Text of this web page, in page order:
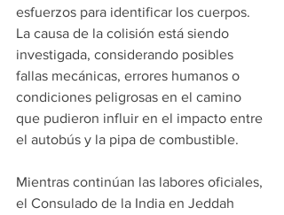
esfuerzos para identificar los cuerpos.
La causa de la colisión está siendo
investigada, considerando posibles
fallas mecánicas, errores humanos o
condiciones peligrosas en el camino
que pudieron influir en el impacto entre
el autobús y la pipa de combustible.
Mientras continúan las labores oficiales,
el Consulado de la India en Jeddah